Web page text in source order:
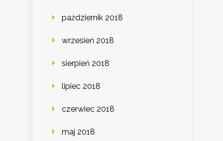
październik 2018
wrzesień 2018
sierpień 2018
lipiec 2018
czerwiec 2018
maj 2018